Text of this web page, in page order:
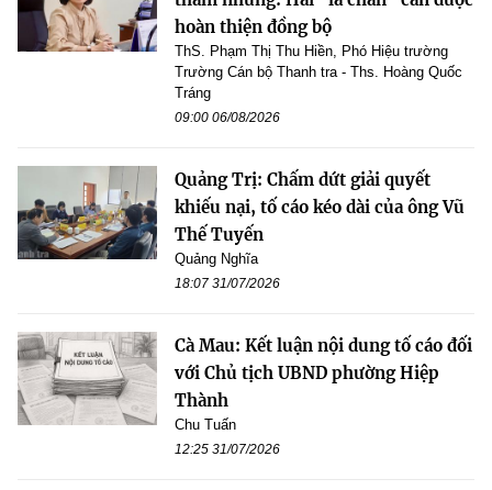
hoàn thiện đồng bộ
ThS. Phạm Thị Thu Hiền, Phó Hiệu trường
Trường Cán bộ Thanh tra - Ths. Hoàng Quốc
Tráng
09:00 06/08/2026
Quảng Trị: Chấm dứt giải quyết
khiếu nại, tố cáo kéo dài của ông Vũ
Thế Tuyến
Quảng Nghĩa
18:07 31/07/2026
Cà Mau: Kết luận nội dung tố cáo đối
với Chủ tịch UBND phường Hiệp
Thành
Chu Tuấn
12:25 31/07/2026